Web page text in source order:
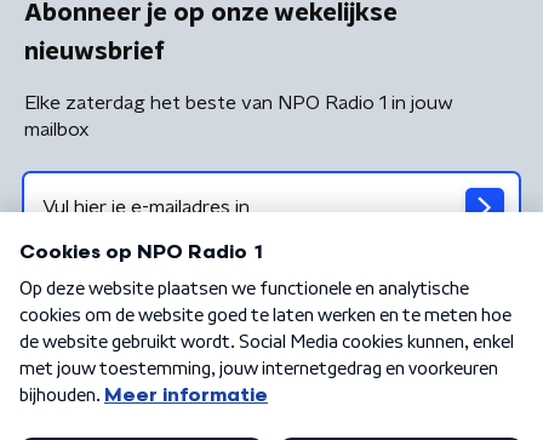
Abonneer je op onze wekelijkse
nieuwsbrief
Elke zaterdag het beste van NPO Radio 1 in jouw
mailbox
Algemene voorwaarden Privacybeleid